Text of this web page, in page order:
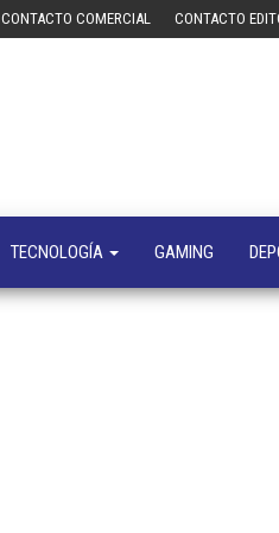
CONTACTO COMERCIAL CONTACTO
TECNOLOGÍA GAMING